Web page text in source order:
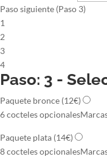
Paso siguiente (Paso 3)
1
2
3
4
Paso: 3 -
Paquete bronce (12€)
6 cocteles opcionales
Paquete plata (14€)
8 cocteles opcionales